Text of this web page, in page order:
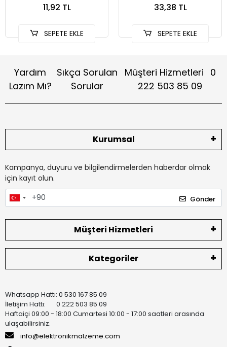
11,92 TL
SEPETE EKLE
33,38 TL
SEPETE EKLE
Yardım
Lazım Mı?
Sıkça Sorulan
Sorular
Müşteri Hizmetleri 0
222 503 85 09
Kurumsal
Kampanya, duyuru ve bilgilendirmelerden haberdar olmak
için kayıt olun.
Gönder
Müşteri Hizmetleri
Kategoriler
Whatsapp Hattı: 0 530 167 85 09
İletişim Hattı: 0 222 503 85 09
Haftaiçi 09:00 - 18:00 Cumartesi 10:00 - 17:00 saatleri arasında
ulaşabilirsiniz.
info@elektronikmalzeme.com